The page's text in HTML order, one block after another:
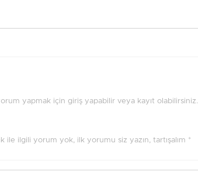
yapmak için giriş yapabilir veya kayıt olabilirsiniz.
ile ilgili yorum yok, ilk yorumu siz yazın, tartışalım *